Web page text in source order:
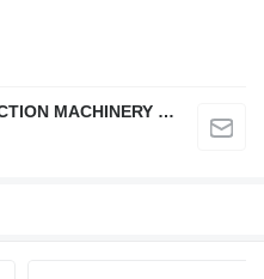
XUZHOU DINGHUA CONTSTRUCTION MACHINERY CO., LTD.